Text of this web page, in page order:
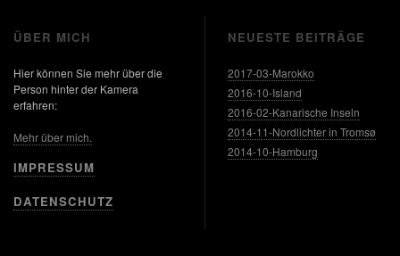
ÜBER MICH
Hier können Sie mehr über die
Person hinter der Kamera
erfahren:
Mehr über mich.
IMPRESSUM
DATENSCHUTZ
NEUESTE BEITRÄGE
2017-03-Marokko
2016-10-Island
2016-02-Kanarische Inseln
2014-11-Nordlichter in Tromsø
2014-10-Hamburg